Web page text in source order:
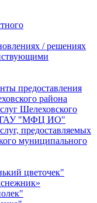
/ решениях
предоставления
района
Шелеховского
в ГАУ "МФЦ ИО"
предоставляемых
муниципального
цветочек"